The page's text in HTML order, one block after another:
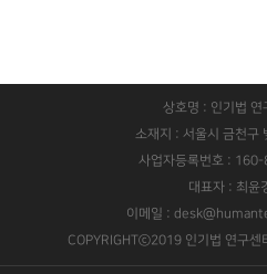
상호명 : 인기법 연
소재지 : 서울시 금천구
사업자등록번호 :
대표자 : 최윤
이메일 :
COPYRIGHTⓒ2019 인기법 연구